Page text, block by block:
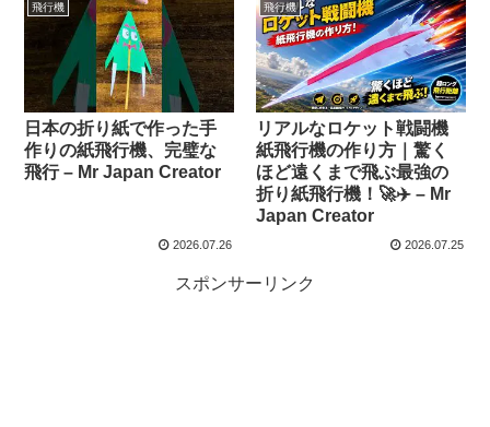
飛行機
日本の折り紙で作った手
作りの紙飛行機、完璧な
飛行 – Mr Japan Creator
2026.07.26
飛行機
リアルなロケット戦闘機
紙飛行機の作り方｜驚く
ほど遠くまで飛ぶ最強の
折り紙飛行機！🚀✈️ – Mr
Japan Creator
2026.07.25
スポンサーリンク